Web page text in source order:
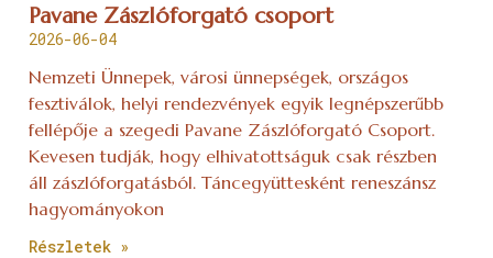
Pavane Zászlóforgató csoport
2026-06-04
Nemzeti Ünnepek, városi ünnepségek, országos
fesztiválok, helyi rendezvények egyik legnépszerűbb
fellépője a szegedi Pavane Zászlóforgató Csoport.
Kevesen tudják, hogy elhivatottságuk csak részben
áll zászlóforgatásból. Táncegyüttesként reneszánsz
hagyományokon
Részletek »